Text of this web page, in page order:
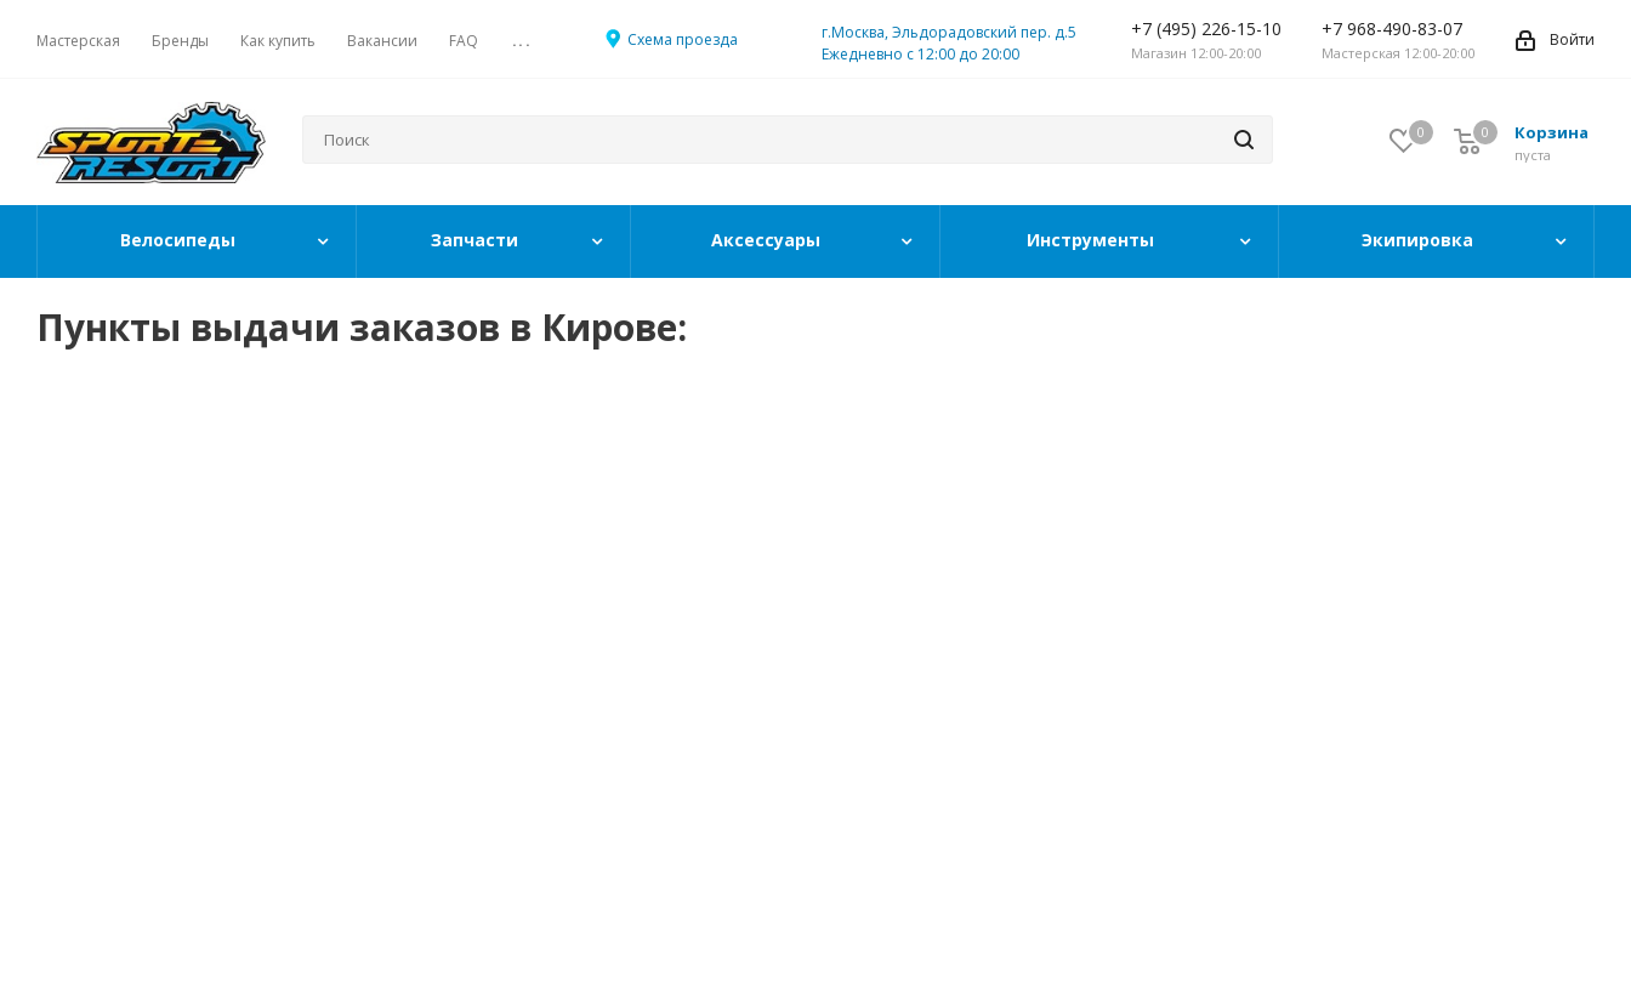
Мастерская Бренды Как купить Вакансии FAQ ... Схема проезда
г.Москва, Эльдорадовский пер. д.5
Ежедневно с 12:00 до 20:00
+7 (495) 226-15-10
Магазин 12:00-20:00
+7 968-490-83-07
Мастерская 12:00-20:00
Войти
0 Корзина
0
пуста
0
Велосипеды Запчасти Аксессуары Инструменты Экипировка
Пункты выдачи заказов в Кирове: